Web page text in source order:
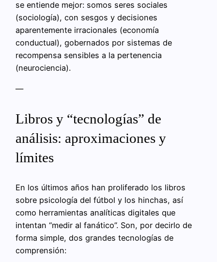
se entiende mejor: somos seres sociales
(sociología), con sesgos y decisiones
aparentemente irracionales (economía
conductual), gobernados por sistemas de
recompensa sensibles a la pertenencia
(neurociencia).
—
Libros y “tecnologías” de
análisis: aproximaciones y
límites
En los últimos años han proliferado los libros
sobre psicología del fútbol y los hinchas, así
como herramientas analíticas digitales que
intentan “medir al fanático”. Son, por decirlo de
forma simple, dos grandes tecnologías de
comprensión: